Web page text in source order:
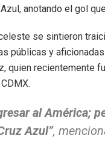
anotando el gol
se sintieron
públicas y
quien recientemente
al América;
Azul”,